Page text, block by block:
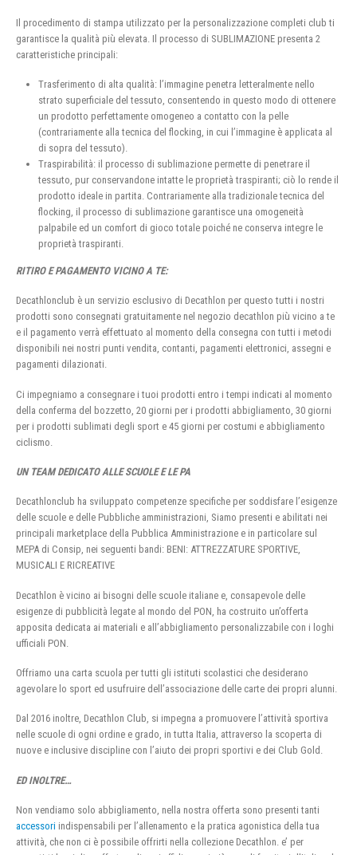
Il procedimento di stampa utilizzato per la personalizzazione completi club ti
garantisce la qualità più elevata. Il processo di SUBLIMAZIONE presenta 2
caratteristiche principali:
Trasferimento di alta qualità: l’immagine penetra letteralmente nello
strato superficiale del tessuto, consentendo in questo modo di ottenere
un prodotto perfettamente omogeneo a contatto con la pelle
(contrariamente alla tecnica del flocking, in cui l’immagine è applicata al
di sopra del tessuto).
Traspirabilità: il processo di sublimazione permette di penetrare il
tessuto, pur conservandone intatte le proprietà traspiranti; ciò lo rende il
prodotto ideale in partita. Contrariamente alla tradizionale tecnica del
flocking, il processo di sublimazione garantisce una omogeneità
palpabile ed un comfort di gioco totale poiché ne conserva integre le
proprietà traspiranti.
RITIRO E PAGAMENTO VICINO A TE:
Decathlonclub è un servizio esclusivo di Decathlon per questo tutti i nostri
prodotti sono consegnati gratuitamente nel negozio decathlon più vicino a te
e il pagamento verrà effettuato al momento della consegna con tutti i metodi
disponibili nei nostri punti vendita, contanti, pagamenti elettronici, assegni e
pagamenti dilazionati.
Ci impegniamo a consegnare i tuoi prodotti entro i tempi indicati al momento
della conferma del bozzetto, 20 giorni per i prodotti abbigliamento, 30 giorni
per i prodotti sublimati degli sport e 45 giorni per costumi e abbigliamento
ciclismo.
UN TEAM DEDICATO ALLE SCUOLE E LE PA
Decathlonclub ha sviluppato competenze specifiche per soddisfare l’esigenze
delle scuole e delle Pubbliche amministrazioni, Siamo presenti e abilitati nei
principali marketplace della Pubblica Amministrazione e in particolare sul
MEPA di Consip, nei seguenti bandi: BENI: ATTREZZATURE SPORTIVE,
MUSICALI E RICREATIVE
Decathlon è vicino ai bisogni delle scuole italiane e, consapevole delle
esigenze di pubblicità legate al mondo del PON, ha costruito un’offerta
apposita dedicata ai materiali e all’abbigliamento personalizzabile con i loghi
ufficiali PON.
Offriamo una carta scuola per tutti gli istituti scolastici che desiderano
agevolare lo sport ed usufruire dell’associazione delle carte dei propri alunni.
Dal 2016 inoltre, Decathlon Club, si impegna a promuovere l’attività sportiva
nelle scuole di ogni ordine e grado, in tutta Italia, attraverso la scoperta di
nuove e inclusive discipline con l’aiuto dei propri sportivi e dei Club Gold.
ED INOLTRE…
Non vendiamo solo abbigliamento, nella nostra offerta sono presenti tanti
accessori indispensabili per l’allenamento e la pratica agonistica della tua
attività, che non ci è possibile offrirti nella collezione Decathlon. e’ per